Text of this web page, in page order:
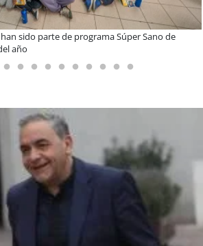
tecnología para modernizar la